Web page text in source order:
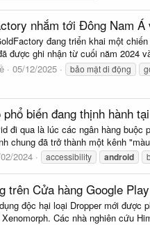
nhắm tới Đông Nam
đang triển khai một
được ghi nhận từ cuối năm 2024
05/12/2025 bảo mật di động
biến đang thịnh hành
đi qua là lúc các ngân hàng
chung đã trở thành một kênh
2024 accessibility android
trên Cửa hàng Google
độc hại loại Dropper mới được
Các nhà nghiên cứu